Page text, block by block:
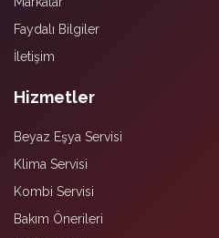
Faydalı Bilgiler
İletişim
Hizmetler
Beyaz Eşya Servisi
Klima Servisi
Kombi Servisi
Bakım Önerileri